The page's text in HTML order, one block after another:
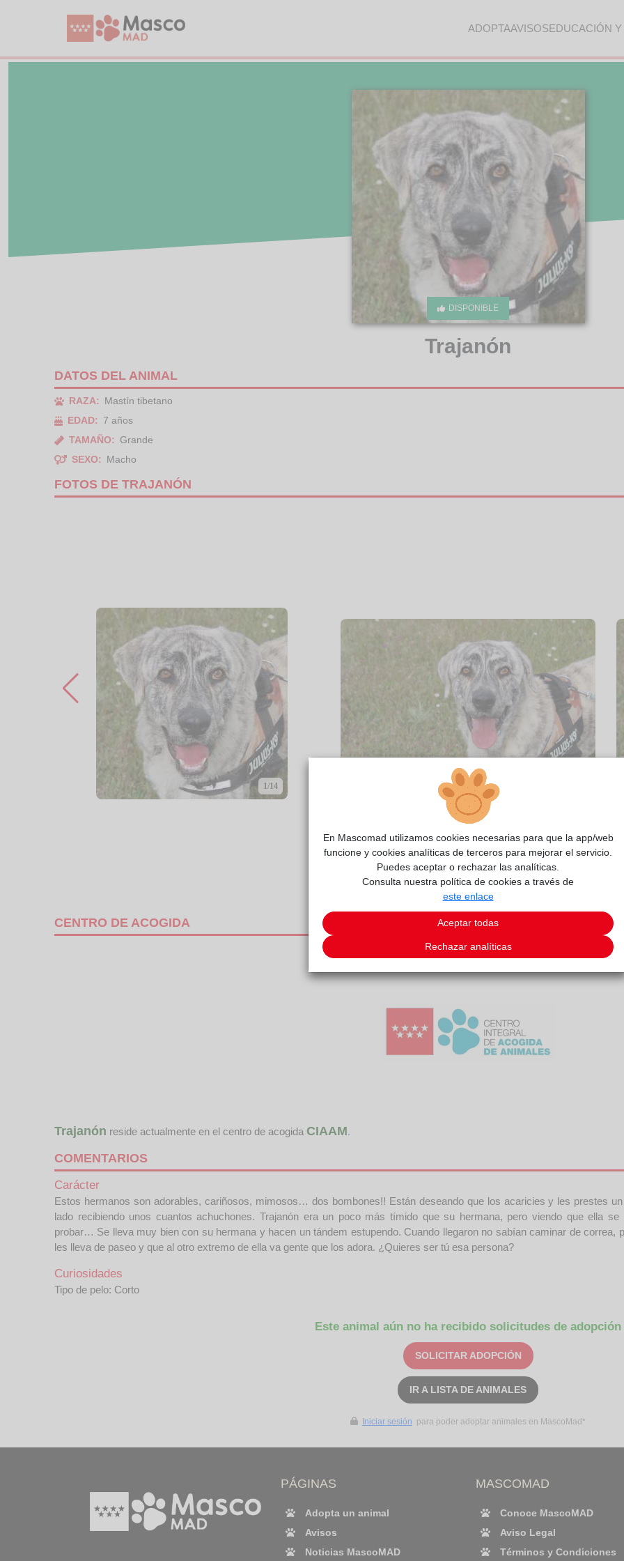
ADOPTAAVISOSEDUCACIÓN
DISPONIBLE
Trajanón
DATOS DEL ANIMAL
RAZA:
Mastín tibetano
EDAD:
7 años
TAMAÑO:
Grande
SEXO:
Macho
FOTOS DE TRAJANÓN
1/14
CENTRO DE ACOGIDA
Trajanón reside actualmente en el centro de acogida CIAAM.
COMENTARIOS
Carácter
Estos hermanos son adorables, cariñosos, mimosos… dos bombones!! Están deseando que los acaricies y les prestes
lado recibiendo unos cuantos achuchones. Trajanón era un poco más tímido que su hermana, pero viendo que ella
probar… Se lleva muy bien con su hermana y hacen un tándem estupendo. Cuando llegaron no sabían caminar de correa,
les lleva de paseo y que al otro extremo de ella va gente que los adora. ¿Quieres ser tú esa persona?
Curiosidades
Tipo de pelo: Corto
Este animal aún no ha recibido solicitudes de adopción
SOLICITAR ADOPCIÓN
IR A LISTA DE ANIMALES
Iniciar sesión para poder adoptar animales en MascoMad*
PÁGINAS
Adopta un animal
Avisos
Noticias MascoMAD
MASCOMAD
Conoce MascoMAD
Aviso Legal
Términos y Condiciones
En Mascomad utilizamos cookies necesarias para que la app/web
funcione y cookies analíticas de terceros para mejorar el servicio.
Puedes aceptar o rechazar las analíticas.
Consulta nuestra política de cookies a través de
este enlace
Aceptar todas
Rechazar analíticas